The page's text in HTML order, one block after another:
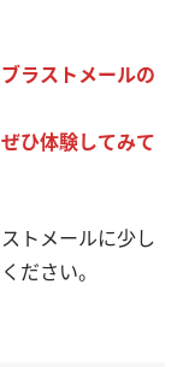
ラストメールの
ひ体験してみて
トメールに少し
ださい。